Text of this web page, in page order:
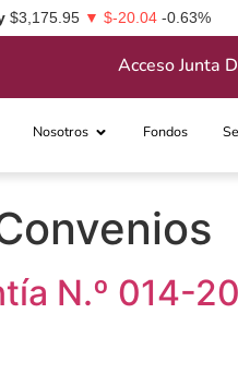
$3,175.95 ▼ $-20.04 -0.63%
Acceso Junta
Nosotros Fondos
N.º 014-